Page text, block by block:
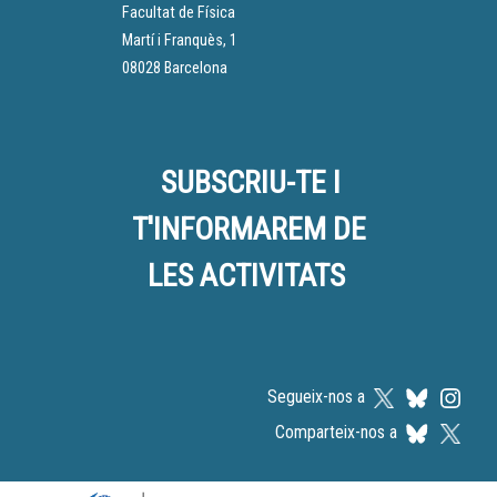
Facultat de Física
Martí i Franquès, 1
08028 Barcelona
SUBSCRIU-TE I
T'INFORMAREM DE
LES ACTIVITATS
Segueix-nos a
Comparteix-nos a